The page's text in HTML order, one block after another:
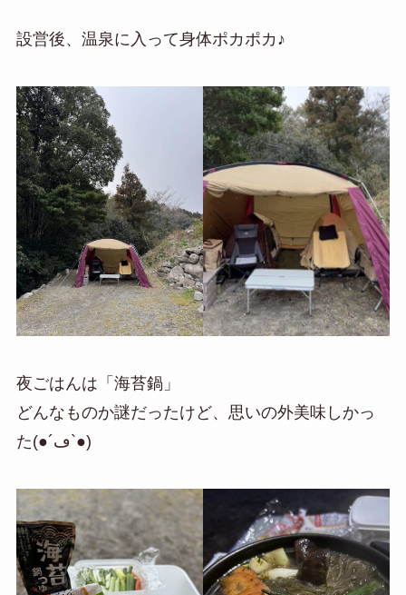
設営後、温泉に入って身体ポカポカ♪
夜ごはんは「海苔鍋」
どんなものか謎だったけど、思いの外美味しかっ
た(●´ڡ`●)